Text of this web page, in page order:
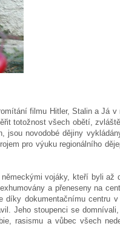
filmu Hitler, Stalin a Já v
totožnost všech obětí,
novodobé dějiny
pro výuku regionálního
vojáky, kteří byli až
a přeneseny na
dokumentačnímu centru v
Jeho stoupenci se
rasismu a vůbec všech